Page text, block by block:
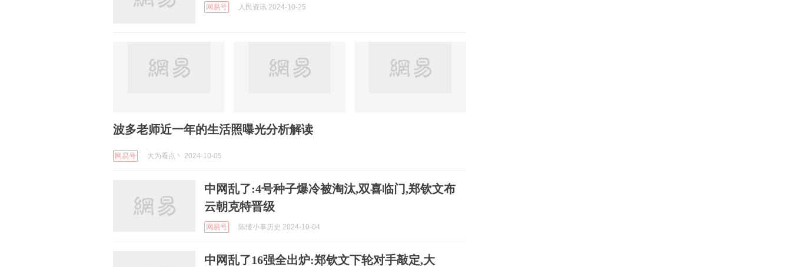
网易号 人民资讯 2024-10-25
波多老师近一年的生活照曝光分析解读
网易号 大为看点丶 2024-10-05
中网乱了:4号种子爆冷被淘汰,双喜临门,郑钦文布
云朝克特晋级
网易号 陈懂小事历史 2024-10-04
中网乱了16强全出炉:郑钦文下轮对手敲定,大